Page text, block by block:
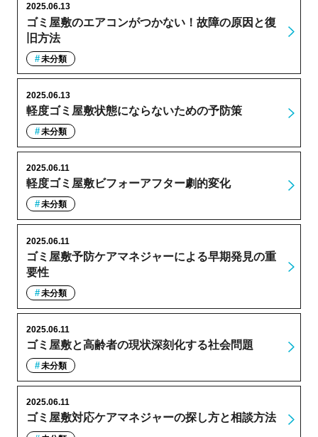
ゴミ屋敷のエアコンがつかない！故障の原因と復
旧方法
2025.06.13
未分類
軽度ゴミ屋敷状態にならないための予防策
2025.06.13
未分類
軽度ゴミ屋敷ビフォーアフター劇的変化
2025.06.11
未分類
ゴミ屋敷予防ケアマネジャーによる早期発見の重
要性
2025.06.11
未分類
ゴミ屋敷と高齢者の現状深刻化する社会問題
2025.06.11
未分類
ゴミ屋敷対応ケアマネジャーの探し方と相談方法
2025.06.11